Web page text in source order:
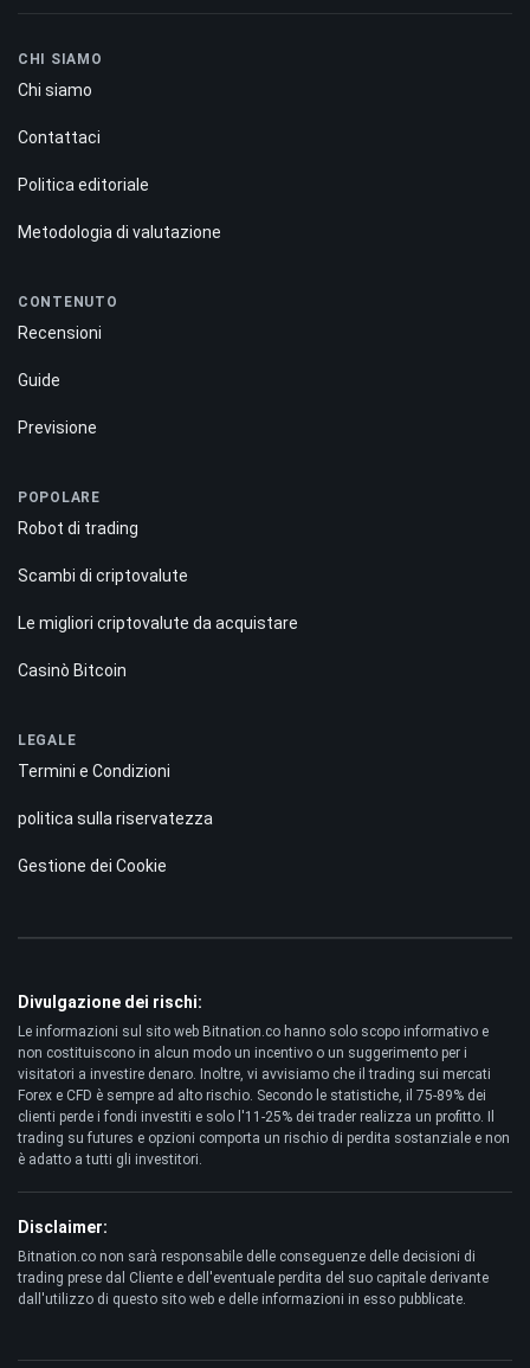
CHI SIAMO
Chi siamo
Contattaci
Politica editoriale
Metodologia di valutazione
CONTENUTO
Recensioni
Guide
Previsione
POPOLARE
Robot di trading
Scambi di criptovalute
Le migliori criptovalute da acquistare
Casinò Bitcoin
LEGALE
Termini e Condizioni
politica sulla riservatezza
Gestione dei Cookie
Divulgazione dei rischi:
Le informazioni sul sito web Bitnation.co hanno solo scopo informativo e
non costituiscono in alcun modo un incentivo o un suggerimento per i
visitatori a investire denaro. Inoltre, vi avvisiamo che il trading sui mercati
Forex e CFD è sempre ad alto rischio. Secondo le statistiche, il 75-89% dei
clienti perde i fondi investiti e solo l'11-25% dei trader realizza un profitto. Il
trading su futures e opzioni comporta un rischio di perdita sostanziale e non
è adatto a tutti gli investitori.
Disclaimer:
Bitnation.co non sarà responsabile delle conseguenze delle decisioni di
trading prese dal Cliente e dell'eventuale perdita del suo capitale derivante
dall'utilizzo di questo sito web e delle informazioni in esso pubblicate.